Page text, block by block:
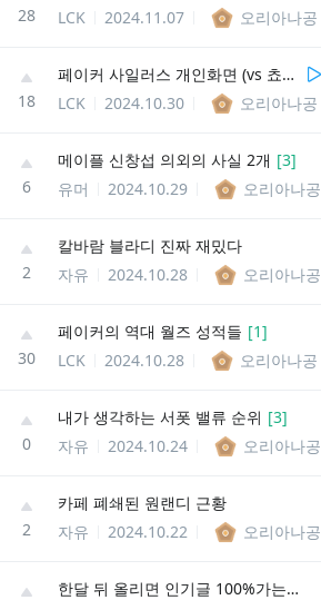
28
LCK
2024.11.07 오리아나공
18
페이커 사일러스 개인화면 (vs 쵸비 아리)
LCK
2024.10.30 오리아나공
6
메이플 신창섭 의외의 사실 2개 [3]
유머
2024.10.29 오리아나공
2
칼바람 블라디 진짜 재밌다
자유
2024.10.28 오리아나공
30
페이커의 역대 월즈 성적들 [1]
LCK
2024.10.28 오리아나공
0
내가 생각하는 서폿 밸류 순위 [3]
자유
2024.10.24 오리아나공
2
카페 폐쇄된 원랜디 근황
자유
2024.10.22 오리아나공
한달 뒤 올리면 인기글 100%가는 짤